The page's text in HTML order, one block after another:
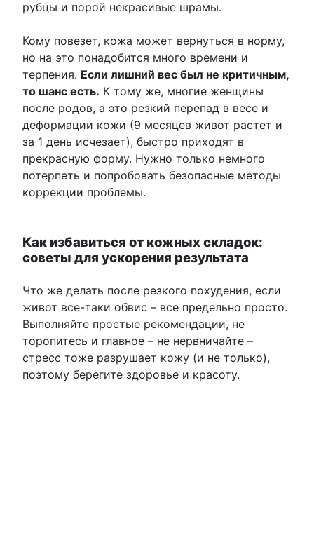
рубцы и порой некрасивые шрамы.
Кому повезет, кожа может вернуться в норму,
но на это понадобится много времени и
терпения. Если лишний вес был не критичным,
то шанс есть. К тому же, многие женщины
после родов, а это резкий перепад в весе и
деформации кожи (9 месяцев живот растет и
за 1 день исчезает), быстро приходят в
прекрасную форму. Нужно только немного
потерпеть и попробовать безопасные методы
коррекции проблемы.
Как избавиться от кожных складок:
советы для ускорения результата
Что же делать после резкого похудения, если
живот все-таки обвис – все предельно просто.
Выполняйте простые рекомендации, не
торопитесь и главное – не нервничайте –
стресс тоже разрушает кожу (и не только),
поэтому берегите здоровье и красоту.